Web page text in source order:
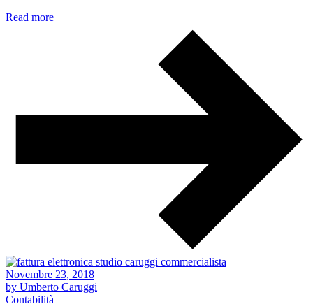
Read more
Novembre 23, 2018
by Umberto Caruggi
Contabilità